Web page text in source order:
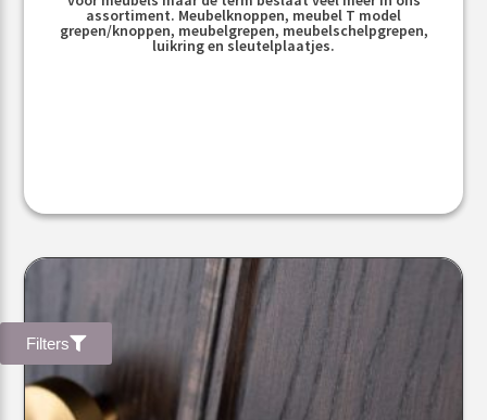
assortiment. Meubelknoppen, meubel T model
grepen/knoppen, meubelgrepen, meubelschelpgrepen,
luikring en sleutelplaatjes.
Filters